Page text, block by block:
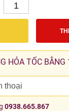
HỎA TỐC BẰNG
0938.665.867